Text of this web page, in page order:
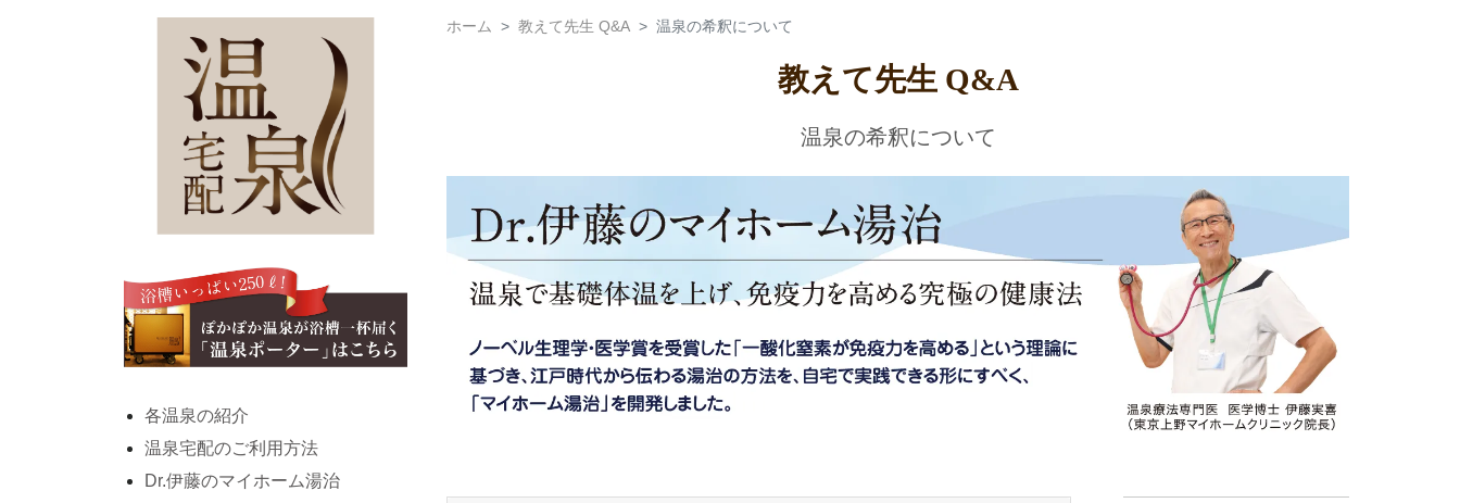
各温泉の紹介
温泉宅配のご利用方法
Dr.伊藤のマイホーム湯治
ホーム 教えて先生 Q&A 温泉の希釈について
教えて先生 Q&A
温泉の希釈について